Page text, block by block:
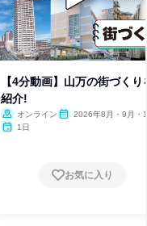
【4分動画】山万の街づくり
紹介!
オンライン
2026年8月・9月・
1日
お気に入り